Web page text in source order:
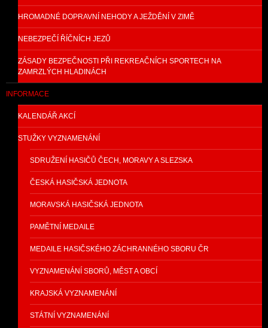
HROMADNÉ DOPRAVNÍ NEHODY A JEŽDĚNÍ V ZIMĚ
NEBEZPEČÍ ŘÍČNÍCH JEZŮ
ZÁSADY BEZPEČNOSTI PŘI REKREAČNÍCH SPORTECH NA
ZAMRZLÝCH HLADINÁCH
INFORMACE
KALENDÁŘ AKCÍ
STUŽKY VYZNAMENÁNÍ
SDRUŽENÍ HASIČŮ ČECH, MORAVY A SLEZSKA
ČESKÁ HASIČSKÁ JEDNOTA
MORAVSKÁ HASIČSKÁ JEDNOTA
PAMĚTNÍ MEDAILE
MEDAILE HASIČSKÉHO ZÁCHRANNÉHO SBORU ČR
VYZNAMENÁNÍ SBORŮ, MĚST A OBCÍ
KRAJSKÁ VYZNAMENÁNÍ
STÁTNÍ VYZNAMENÁNÍ